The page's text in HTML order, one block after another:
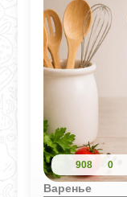
908 0
Варенье